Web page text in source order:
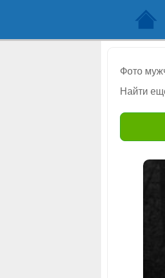
Фото
Найти